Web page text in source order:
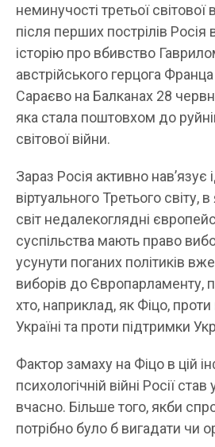
неминучості третьої світової
після перших пострілів Росія
історію про вбивство
австрійського герцога
Сараєво на Балканах 28
яка стала поштовхом до
світової війни.
Зараз Росія активно
віртуального Третього світу,
світ недалекоглядні
суспільства мають право
усунути поганих політиків
виборів до Європарламенту,
хто, наприклад, як Фіцо,
Україні та проти підтримки
Фактор замаху на Фіцо в цій
психологічній війні Росії
вчасно. Більше того, якби
потрібно було б вигадати чи